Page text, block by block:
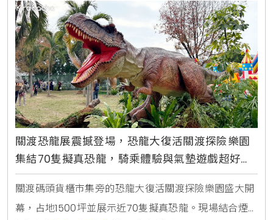
關渡恐龍展震撼登場，恐龍大復活關渡探險樂園
集結70隻擬真恐龍，騎乘體驗與氣墊遊戲超好
玩，3歲以下免費入場的台北親子景點
關渡碼頭貨櫃市集旁的恐龍大復活關渡探險樂園盛大開
幕，占地1500坪並展示近70隻擬真恐龍。現場結合煙